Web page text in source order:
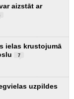
aizstāt ar
ielas krustojumā
7
uzpildes